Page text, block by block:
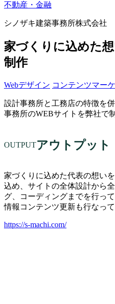
不動産・金融
シノザキ建築事務所株式会社
家づくりに込めた
制作
Webデザイン コンテンツマー
設計事務所と工務店の特徴を
事務所のWEBサイトを弊社で
OUTPUTアウトプット
家づくりに込めた代表の想い
込め、サイトの全体設計から
グ、コーディングまでを行っ
情報コンテンツ更新も行なって
https://s-machi.com/